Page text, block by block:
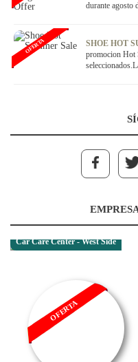
durante agosto
SHOE HOT
promocion Hot
OFERTA
Car Care Center - West Side
OFERTA